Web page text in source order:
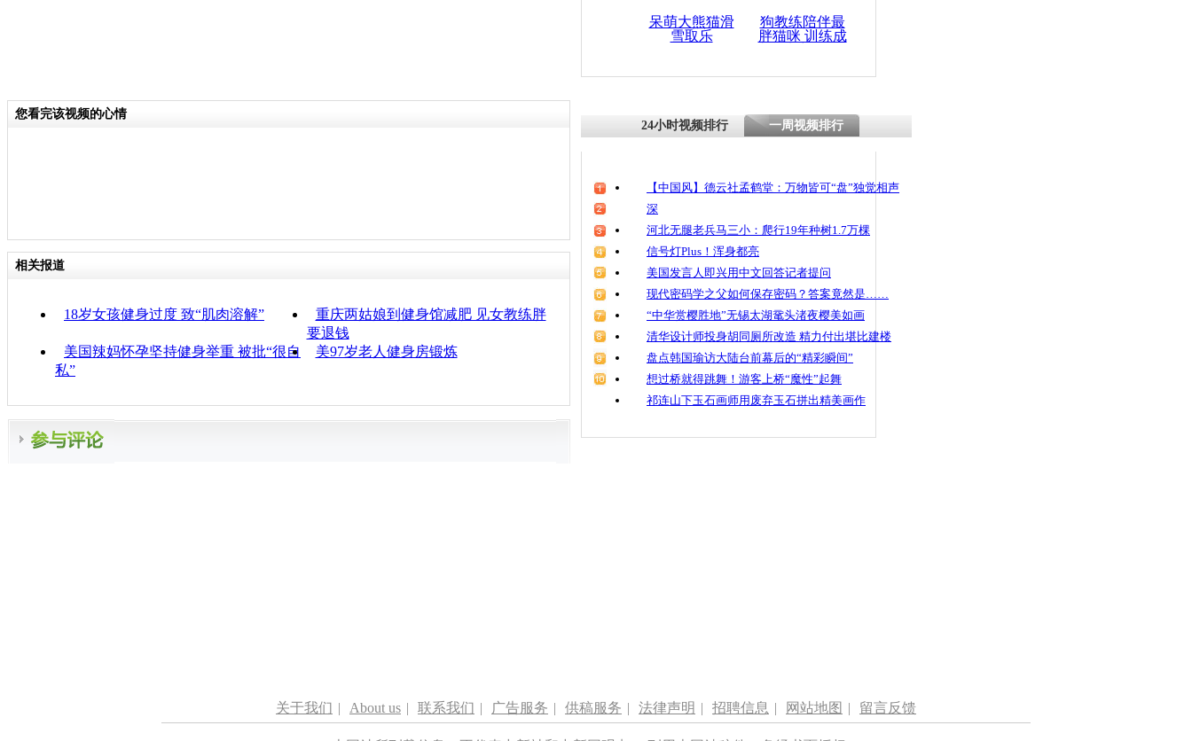
呆萌大熊猫滑
雪取乐
狗教练陪伴最
胖猫咪 训练成
您看完该视频的心情
相关报道
18岁女孩健身过度 致“肌肉溶解”
重庆两姑娘到健身馆减肥 见女教练胖
要退钱
美国辣妈怀孕坚持健身举重 被批“很自
私”
美97岁老人健身房锻炼
24小时视频排行 一周视频排行
【中国风】德云社孟鹤堂：万物皆可“盘”独觉相声
深
河北无腿老兵马三小：爬行19年种树1.7万棵
信号灯Plus！浑身都亮
美国发言人即兴用中文回答记者提问
现代密码学之父如何保存密码？答案竟然是……
“中华赏樱胜地”无锡太湖鼋头渚夜樱美如画
清华设计师投身胡同厕所改造 精力付出堪比建楼
盘点韩国瑜访大陆台前幕后的“精彩瞬间”
想过桥就得跳舞！游客上桥“魔性”起舞
祁连山下玉石画师用废弃玉石拼出精美画作
关于我们 | About us | 联系我们 | 广告服务 | 供稿服务 | 法律声明 | 招聘信息 | 网站地图 | 留言反馈